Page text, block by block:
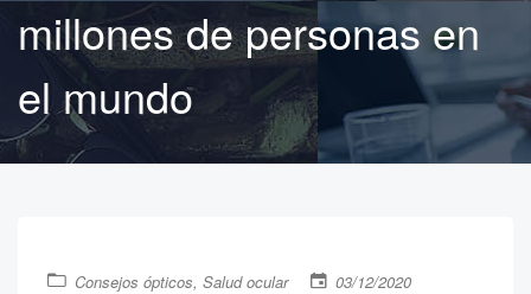
millones de personas en
el mundo
Consejos ópticos, Salud ocular 03/12/2020